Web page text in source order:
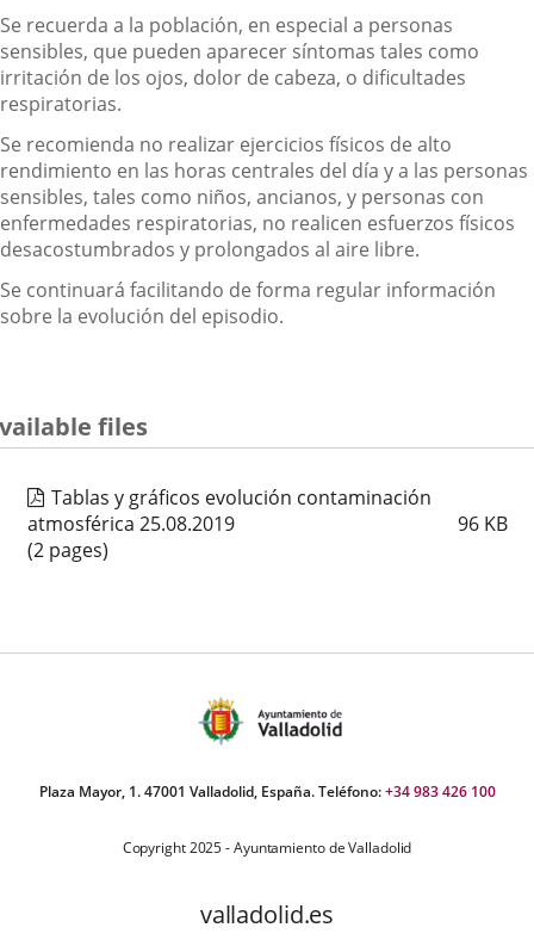
Se recuerda a la población, en especial a personas
sensibles, que pueden aparecer síntomas tales como
irritación de los ojos, dolor de cabeza, o dificultades
respiratorias.
Se recomienda no realizar ejercicios físicos de alto
rendimiento en las horas centrales del día y a las personas
sensibles, tales como niños, ancianos, y personas con
enfermedades respiratorias, no realicen esfuerzos físicos
desacostumbrados y prolongados al aire libre.
Se continuará facilitando de forma regular información
sobre la evolución del episodio.
files
Tablas y gráficos evolución contaminación
atmosférica 25.08.2019
96 KB
(2 pages)
Plaza Mayor, 1. 47001 Valladolid, España. Teléfono:+34 983 426 100
Copyright 2025 - Ayuntamiento de Valladolid
valladolid.es